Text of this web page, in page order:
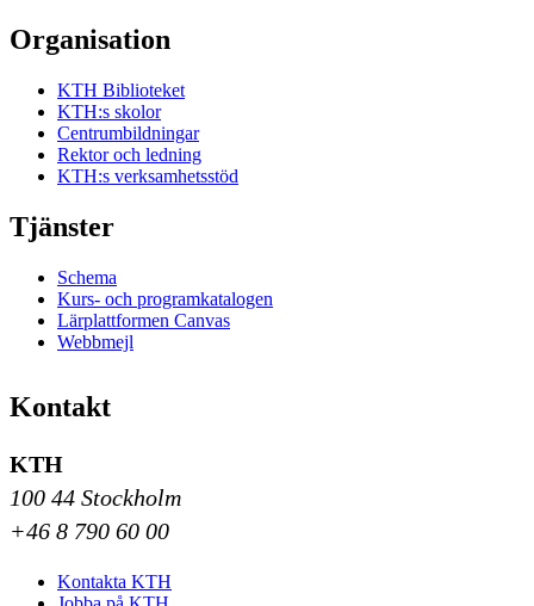
Organisation
KTH Biblioteket
KTH:s skolor
Centrumbildningar
Rektor och ledning
KTH:s verksamhetsstöd
Tjänster
Schema
Kurs- och programkatalogen
Lärplattformen Canvas
Webbmejl
Kontakt
KTH
100 44 Stockholm
+46 8 790 60 00
Kontakta KTH